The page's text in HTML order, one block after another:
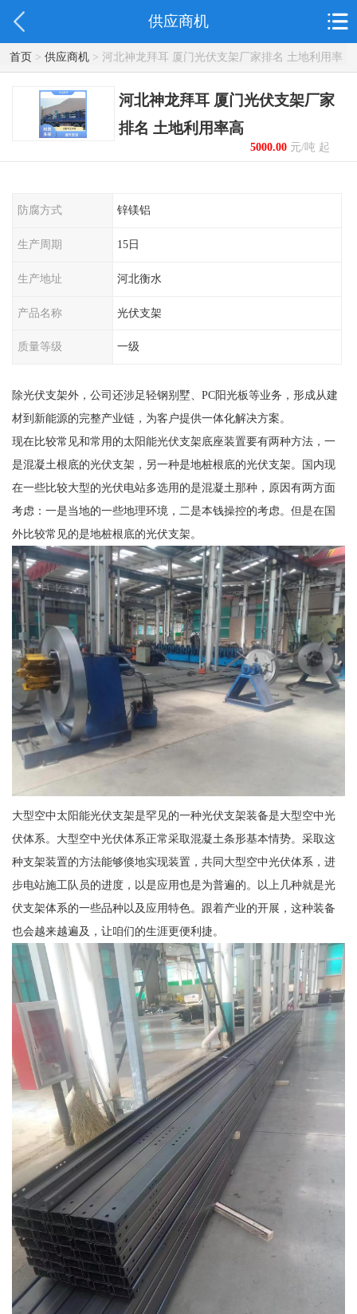
供应商机
首页> 供应商机> 河北神龙拜耳 厦门光伏支架厂家排名 土地利用率
高
河北神龙拜耳 厦门光伏支架厂家
排名 土地利用率高
5000.00元/吨 起
防腐方式 锌镁铝
生产周期 15日
生产地址 河北衡水
产品名称 光伏支架
质量等级 一级
除光伏支架外，公司还涉足轻钢别墅、PC阳光板等业务，形成从建
材到新能源的完整产业链，为客户提供一体化解决方案。
现在比较常见和常用的太阳能光伏支架底座装置要有两种方法，一
是混凝土根底的光伏支架，另一种是地桩根底的光伏支架。国内现
在一些比较大型的光伏电站多选用的是混凝土那种，原因有两方面
考虑：一是当地的一些地理环境，二是本钱操控的考虑。但是在国
外比较常见的是地桩根底的光伏支架。
大型空中太阳能光伏支架是罕见的一种光伏支架装备是大型空中光
伏体系。大型空中光伏体系正常采取混凝土条形基本情势。采取这
种支架装置的方法能够倏地实现装置，共同大型空中光伏体系，进
步电站施工队员的进度，以是应用也是为普遍的。以上几种就是光
伏支架体系的一些品种以及应用特色。跟着产业的开展，这种装备
也会越来越遍及，让咱们的生涯更便利捷。